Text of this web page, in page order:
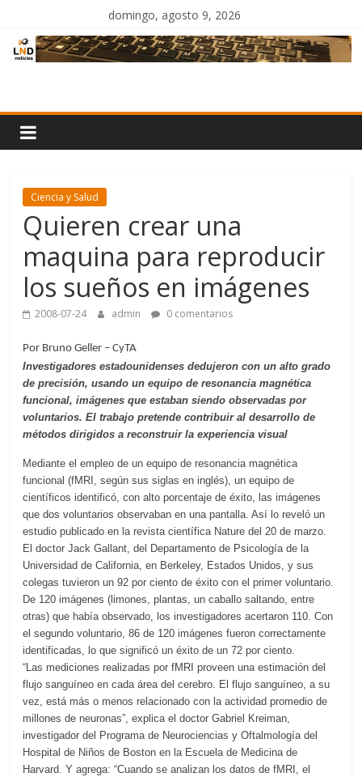
contenido
domingo, agosto 9, 2026
Noticias
Ciencia y Salud
Quieren crear una
maquina para reproducir
los sueños en imágenes
2008-07-24 admin 0 comentarios
Por Bruno Geller – CyTA
Investigadores estadounidenses dedujeron con un alto grado
de precisión, usando un equipo de resonancia magnética
funcional, imágenes que estaban siendo observadas por
voluntarios. El trabajo pretende contribuir al desarrollo de
métodos dirigidos a reconstruir la experiencia visual
Mediante el empleo de un equipo de resonancia magnética
funcional (fMRI, según sus siglas en inglés), un equipo de
científicos identificó, con alto porcentaje de éxito, las imágenes
que dos voluntarios observaban en una pantalla. Así lo reveló un
estudio publicado en la revista científica Nature del 20 de marzo.
El doctor Jack Gallant, del Departamento de Psicología de la
Universidad de California, en Berkeley, Estados Unidos, y sus
colegas tuvieron un 92 por ciento de éxito con el primer voluntario.
De 120 imágenes (limones, plantas, un caballo saltando, entre
otras) que había observado, los investigadores acertaron 110. Con
el segundo voluntario, 86 de 120 imágenes fueron correctamente
identificadas, lo que significó un éxito de un 72 por ciento.
“Las mediciones realizadas por fMRI proveen una estimación del
flujo sanguíneo en cada área del cerebro. El flujo sanguíneo, a su
vez, está más o menos relacionado con la actividad promedio de
millones de neuronas”, explica el doctor Gabriel Kreiman,
investigador del Programa de Neurociencias y Oftalmología del
Hospital de Niños de Boston en la Escuela de Medicina de
Harvard. Y agrega: “Cuando se analizan los datos de fMRI, el